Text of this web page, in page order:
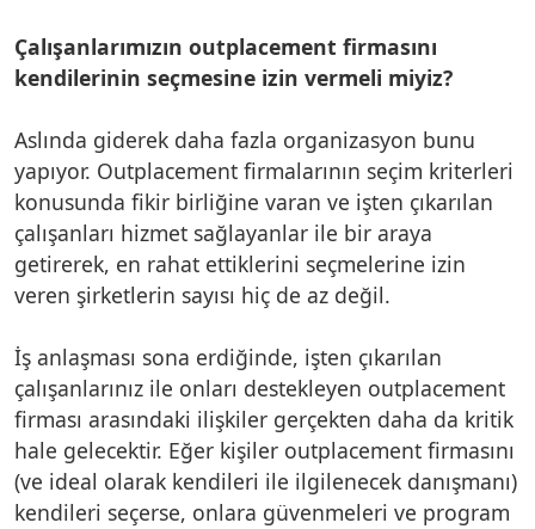
Çalışanlarımızın outplacement firmasını
kendilerinin seçmesine izin vermeli miyiz?
Aslında giderek daha fazla organizasyon bunu
yapıyor. Outplacement firmalarının seçim kriterleri
konusunda fikir birliğine varan ve işten çıkarılan
çalışanları hizmet sağlayanlar ile bir araya
getirerek, en rahat ettiklerini seçmelerine izin
veren şirketlerin sayısı hiç de az değil.
İş anlaşması sona erdiğinde, işten çıkarılan
çalışanlarınız ile onları destekleyen outplacement
firması arasındaki ilişkiler gerçekten daha da kritik
hale gelecektir. Eğer kişiler outplacement firmasını
(ve ideal olarak kendileri ile ilgilenecek danışmanı)
kendileri seçerse, onlara güvenmeleri ve program